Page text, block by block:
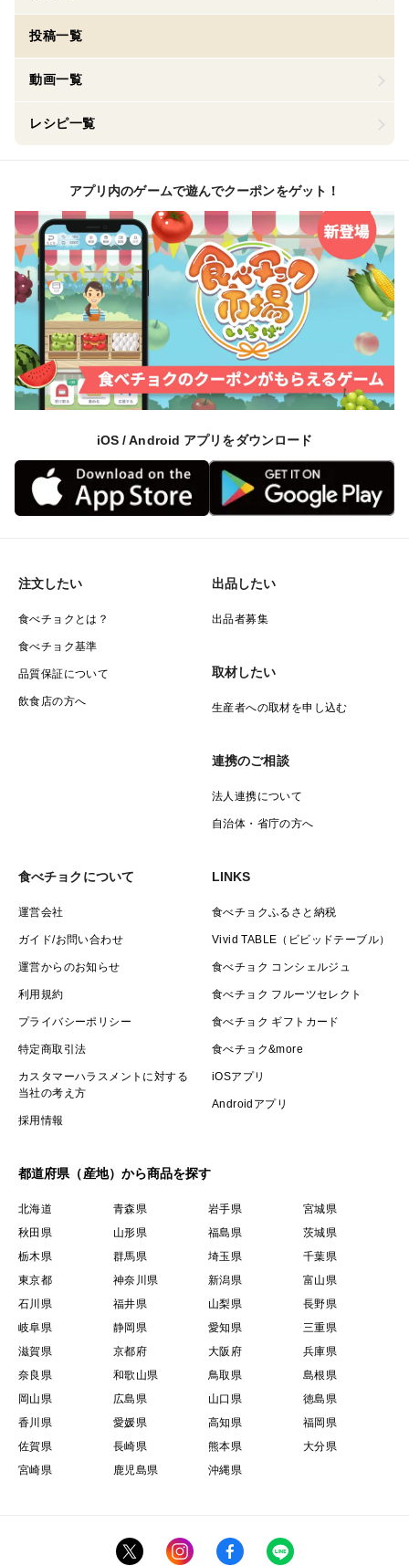
投稿一覧
動画一覧
レシピ一覧
アプリ内のゲームで遊んでクーポンをゲット！
iOS / Android アプリをダウンロード
注文したい
食べチョクとは？
食べチョク基準
品質保証について
飲食店の方へ
出品したい
出品者募集
取材したい
生産者への取材を申し込む
連携のご相談
法人連携について
自治体・省庁の方へ
食べチョクについて
運営会社
ガイド/お問い合わせ
運営からのお知らせ
利用規約
プライバシーポリシー
特定商取引法
カスタマーハラスメントに対する
当社の考え方
採用情報
LINKS
食べチョクふるさと納税
Vivid TABLE（ビビッドテーブル）
食べチョク コンシェルジュ
食べチョク フルーツセレクト
食べチョク ギフトカード
食べチョク&more
iOSアプリ
Androidアプリ
都道府県（産地）から商品を探す
北海道 青森県 岩手県
宮城県
秋田県
山形県 福島県
茨城県
栃木県
群馬県 埼玉県
千葉県
東京都
神奈川県 新潟県
富山県
石川県
福井県 山梨県
長野県
岐阜県
静岡県 愛知県
三重県
滋賀県
京都府 大阪府
兵庫県
奈良県
和歌山県 鳥取県
島根県
岡山県
広島県 山口県
徳島県
香川県
愛媛県 高知県
福岡県
佐賀県
長崎県 熊本県
大分県
宮崎県
鹿児島県 沖縄県